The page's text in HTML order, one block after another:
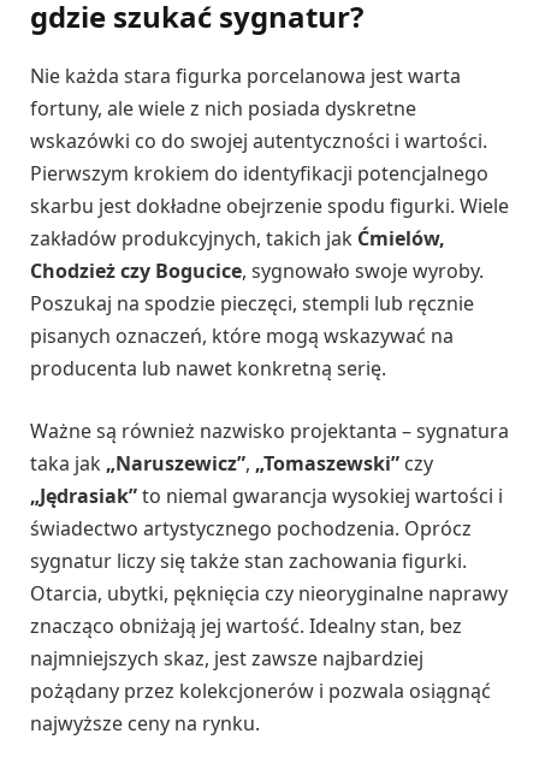
gdzie szukać sygnatur?
Nie każda stara figurka porcelanowa jest warta
fortuny, ale wiele z nich posiada dyskretne
wskazówki co do swojej autentyczności i wartości.
Pierwszym krokiem do identyfikacji potencjalnego
skarbu jest dokładne obejrzenie spodu figurki. Wiele
zakładów produkcyjnych, takich jak Ćmielów,
Chodzież czy Bogucice, sygnowało swoje wyroby.
Poszukaj na spodzie pieczęci, stempli lub ręcznie
pisanych oznaczeń, które mogą wskazywać na
producenta lub nawet konkretną serię.
Ważne są również nazwisko projektanta – sygnatura
taka jak „Naruszewicz”, „Tomaszewski” czy
„Jędrasiak”to niemal gwarancja wysokiej wartości i
świadectwo artystycznego pochodzenia. Oprócz
sygnatur liczy się także stan zachowania figurki.
Otarcia, ubytki, pęknięcia czy nieoryginalne naprawy
znacząco obniżają jej wartość. Idealny stan, bez
najmniejszych skaz, jest zawsze najbardziej
pożądany przez kolekcjonerów i pozwala osiągnąć
najwyższe ceny na rynku.